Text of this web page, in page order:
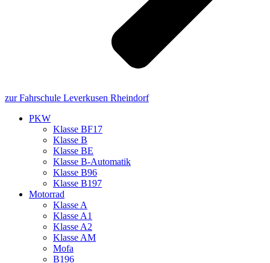
zur Fahrschule Leverkusen Rheindorf
PKW
Klasse BF17
Klasse B
Klasse BE
Klasse B‑Automatik
Klasse B96
Klasse B197
Motorrad
Klasse A
Klasse A1
Klasse A2
Klasse AM
Mofa
B196